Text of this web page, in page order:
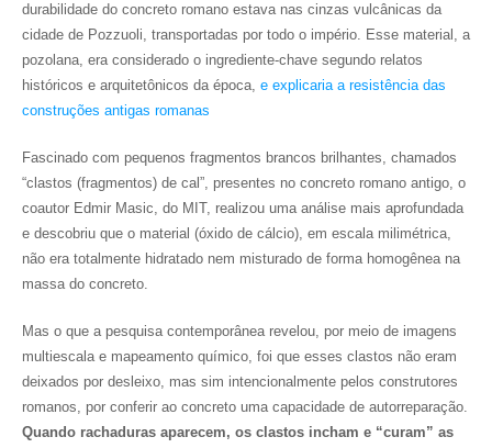
durabilidade do concreto romano estava nas cinzas vulcânicas da
cidade de Pozzuoli, transportadas por todo o império. Esse material, a
pozolana, era considerado o ingrediente-chave segundo relatos
históricos e arquitetônicos da época, e explicaria a resistência das
construções antigas romanas
Fascinado com pequenos fragmentos brancos brilhantes, chamados
“clastos (fragmentos) de cal”, presentes no concreto romano antigo, o
coautor Edmir Masic, do MIT, realizou uma análise mais aprofundada
e descobriu que o material (óxido de cálcio), em escala milimétrica,
não era totalmente hidratado nem misturado de forma homogênea na
massa do concreto.
Mas o que a pesquisa contemporânea revelou, por meio de imagens
multiescala e mapeamento químico, foi que esses clastos não eram
deixados por desleixo, mas sim intencionalmente pelos construtores
romanos, por conferir ao concreto uma capacidade de autorreparação.
Quando rachaduras aparecem, os clastos incham e “curam” as